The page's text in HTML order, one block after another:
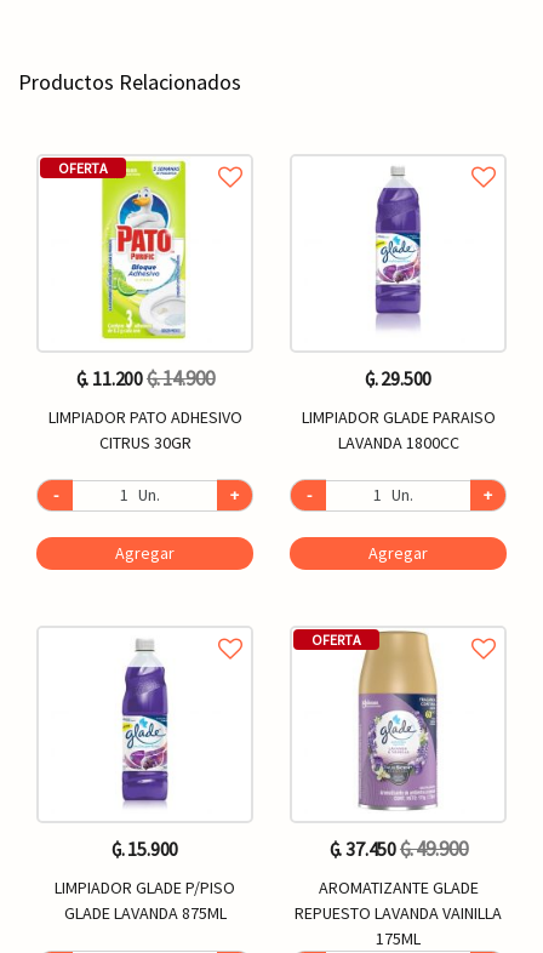
Productos Relacionados
OFERTA
₲. 11.200₲. 14.900
LIMPIADOR PATO ADHESIVO
CITRUS 30GR
- Un. +
Agregar
₲. 15.900
LIMPIADOR GLADE P/PISO
GLADE LAVANDA 875ML
₲. 29.500
LIMPIADOR GLADE PARAISO
LAVANDA 1800CC
- Un. +
Agregar
OFERTA
₲. 37.450₲. 49.900
AROMATIZANTE GLADE
REPUESTO LAVANDA VAINILLA
175ML